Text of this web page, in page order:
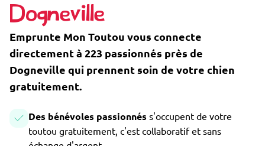
Dogneville
Emprunte Mon Toutou vous connecte
directement à 223 passionnés près de
Dogneville qui prennent soin de votre chien
gratuitement.
Des bénévoles passionnés s'occupent de votre
toutou gratuitement, c'est collaboratif et sans